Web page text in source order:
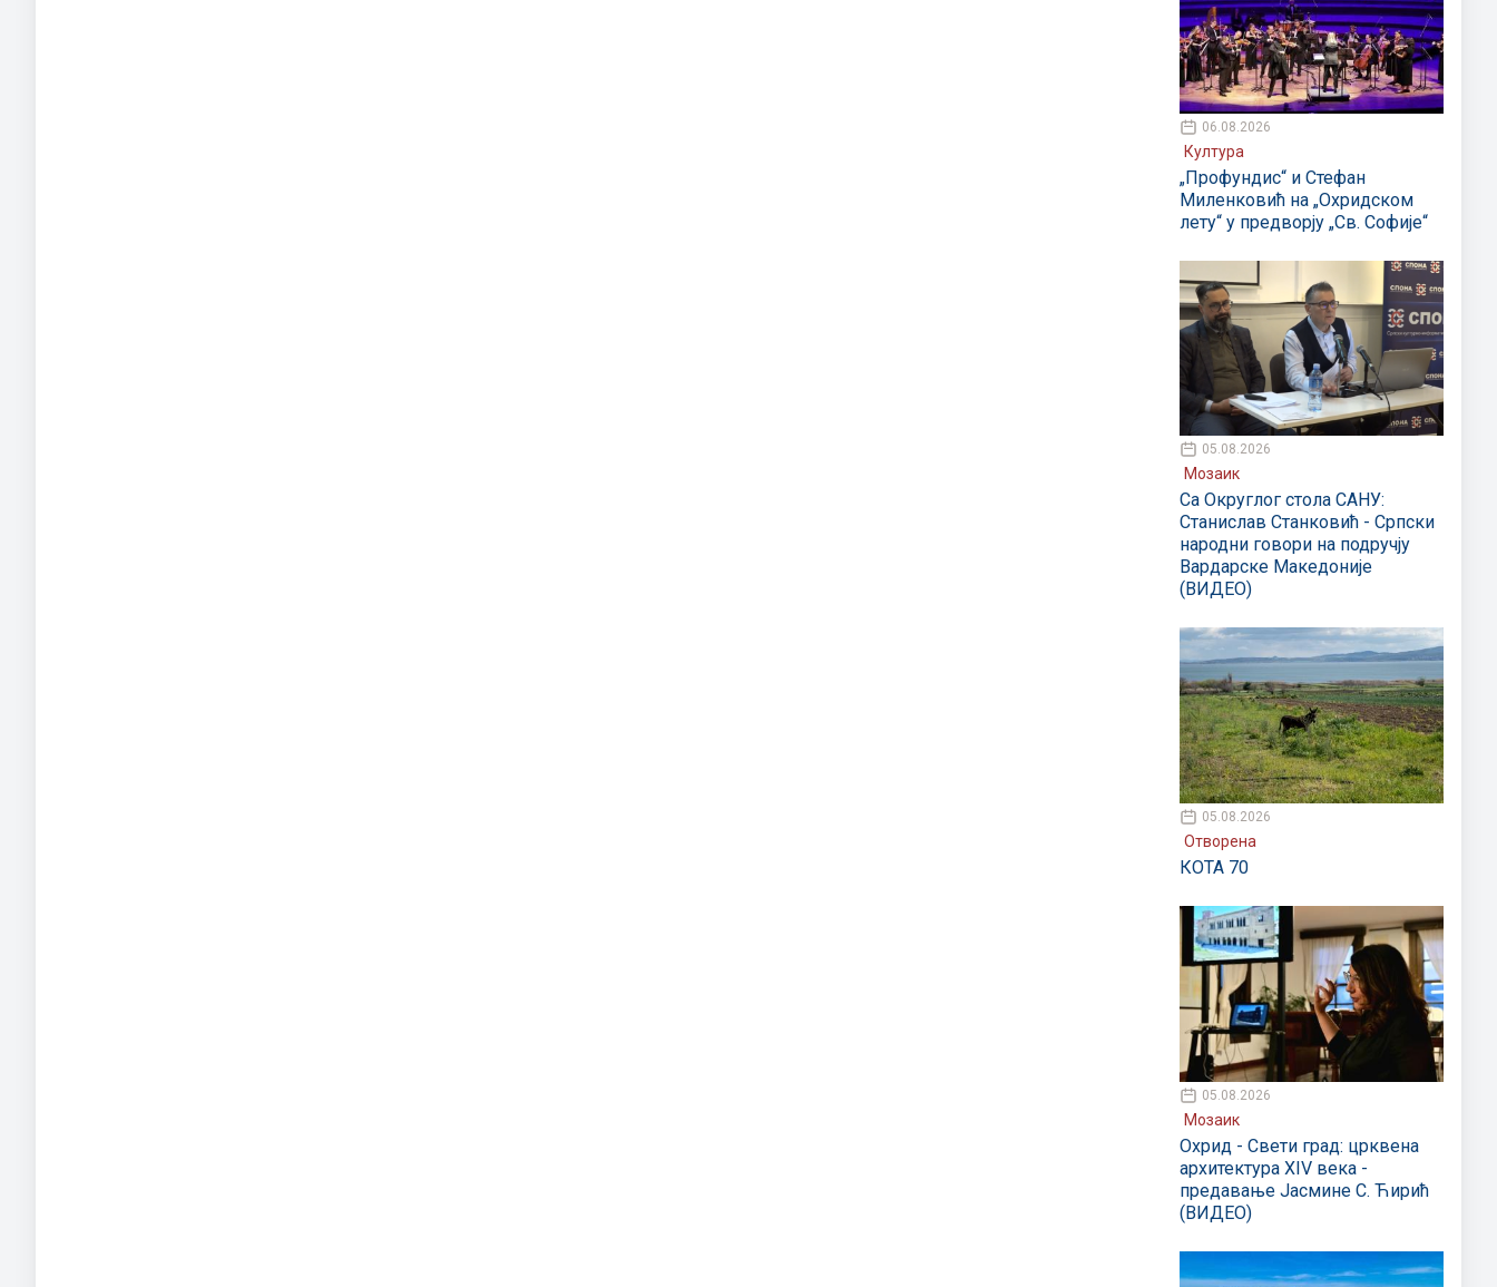
06.08.2026
Култура
„Профундис“ и Стефан
Миленковић на „Охридском
лету“ у предворју „Св. Софије“
05.08.2026
Мозаик
Са Округлог стола САНУ:
Станислав Станковић - Српски
народни говори на подручју
Вардарске Македоније
(ВИДЕО)
05.08.2026
Отворена
КОТА 70
05.08.2026
Мозаик
Охрид - Свети град: црквена
архитектура XIV века -
предавање Јасмине С. Ћирић
(ВИДЕО)